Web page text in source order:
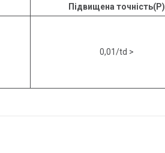
Підвищена точність(P)
0,01/td >